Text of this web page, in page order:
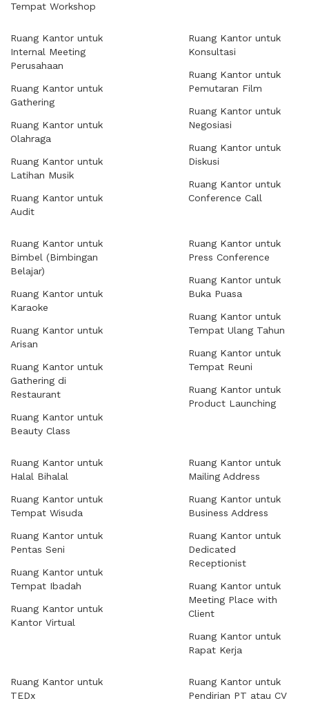
Tempat Workshop
Ruang Kantor untuk
Internal Meeting
Perusahaan
Ruang Kantor untuk
Gathering
Ruang Kantor untuk
Olahraga
Ruang Kantor untuk
Latihan Musik
Ruang Kantor untuk
Audit
Ruang Kantor untuk
Konsultasi
Ruang Kantor untuk
Pemutaran Film
Ruang Kantor untuk
Negosiasi
Ruang Kantor untuk
Diskusi
Ruang Kantor untuk
Conference Call
Ruang Kantor untuk
Bimbel (Bimbingan
Belajar)
Ruang Kantor untuk
Karaoke
Ruang Kantor untuk
Arisan
Ruang Kantor untuk
Gathering di
Restaurant
Ruang Kantor untuk
Beauty Class
Ruang Kantor untuk
Press Conference
Ruang Kantor untuk
Buka Puasa
Ruang Kantor untuk
Tempat Ulang Tahun
Ruang Kantor untuk
Tempat Reuni
Ruang Kantor untuk
Product Launching
Ruang Kantor untuk
Halal Bihalal
Ruang Kantor untuk
Tempat Wisuda
Ruang Kantor untuk
Pentas Seni
Ruang Kantor untuk
Tempat Ibadah
Ruang Kantor untuk
Kantor Virtual
Ruang Kantor untuk
Mailing Address
Ruang Kantor untuk
Business Address
Ruang Kantor untuk
Dedicated
Receptionist
Ruang Kantor untuk
Meeting Place with
Client
Ruang Kantor untuk
Rapat Kerja
Ruang Kantor untuk
TEDx
Ruang Kantor untuk
Pendirian PT atau CV